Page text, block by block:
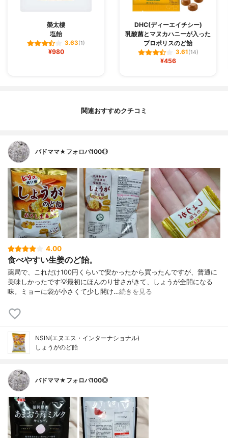
榮太樓
塩飴
3.63(1)
¥980
DHC(ディーエイチシー)
乳酸菌とマヌカハニーが入った
プロポリスのど飴
3.61(14)
¥456
関連おすすめクチコミ
バドママ★フォロバ100◎
4.00
食べやすい生姜のど飴。
薬局で、これだけ100円くらいで安かったから買ったんですが、普通に
美味しかったです💡最初にほんのり甘さがきて、しょうが全開になる
味。ミョーに袋が小さくて少し開け…続きを見る
NSIN(エヌエス・インターナショナル)
しょうがのど飴
バドママ★フォロバ100◎